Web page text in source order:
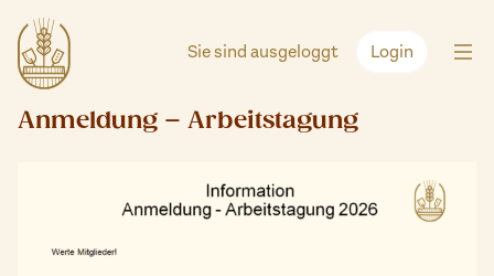
Zum
Inhalt
springen
Sie sind ausgeloggt Login
Anmeldung – Arbeitstagung